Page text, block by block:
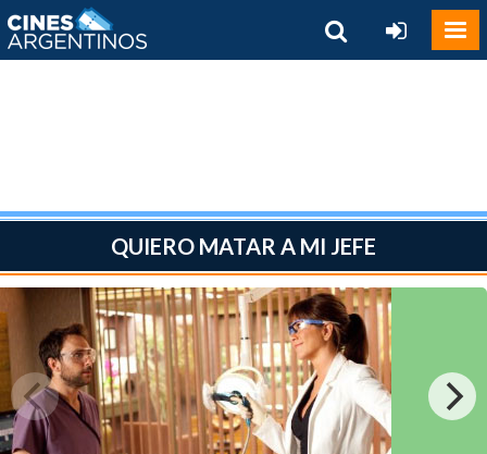
QUIERO MATAR A MI JEFE